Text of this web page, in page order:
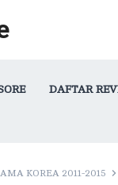
DAFTAR
KOREA 2011-2015